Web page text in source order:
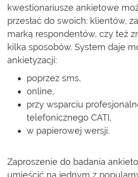
kwestionariusze ankietowe
przesłać do swoich: klientów,
marką respondentów, czy też
kilka sposobów. System daje
ankietyzacji:
poprzez sms,
online,
przy wsparciu
telefonicznego CATI,
w papierowej wersji.
Zaproszenie do badania
umieścić na jednym z